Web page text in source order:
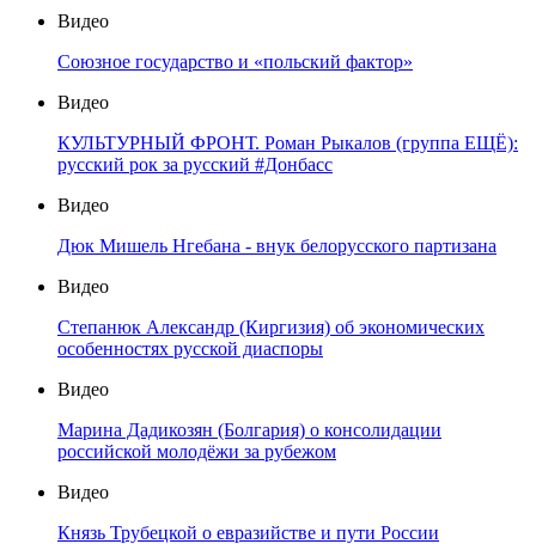
Видео
Союзное государство и «польский фактор»
Видео
КУЛЬТУРНЫЙ ФРОНТ. Роман Рыкалов (группа ЕЩЁ):
русский рок за русский #Донбасс
Видео
Дюк Мишель Нгебана - внук белорусского партизана
Видео
Степанюк Александр (Киргизия) об экономических
особенностях русской диаспоры
Видео
Марина Дадикозян (Болгария) о консолидации
российской молодёжи за рубежом
Видео
Князь Трубецкой о евразийстве и пути России